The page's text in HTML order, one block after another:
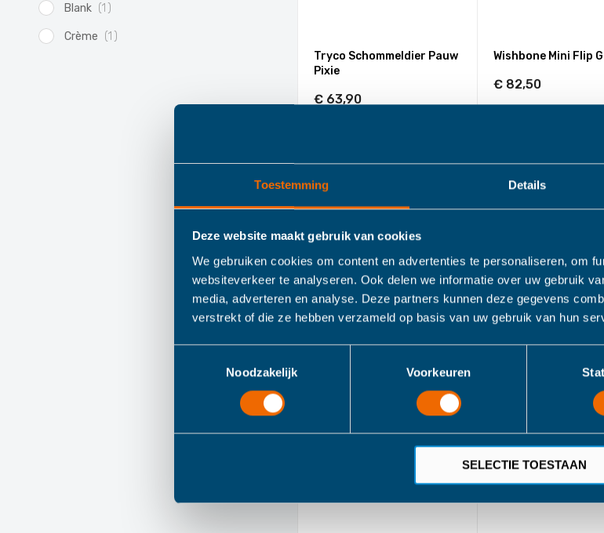
Toestemming Details
Deze website maakt gebruik van cookies
We gebruiken cookies om content en advertenties te personaliseren, om
websiteverkeer te analyseren. Ook delen we informatie over uw gebruik
media, adverteren en analyse. Deze partners kunnen deze gegevens
verstrekt of die ze hebben verzameld op basis van uw gebruik van hun
Noodzakelijk
Voorkeuren
SELECTIE TOESTAAN
Tryco Schommeldier Pauw
Pixie
€ 63,90
Wishbone Mini Flip
€ 82,50
Wishbone Mini Flip Oranje
IN WINKELWAGEN
Tryco Houten
Blank 1 product
Crème 1 product